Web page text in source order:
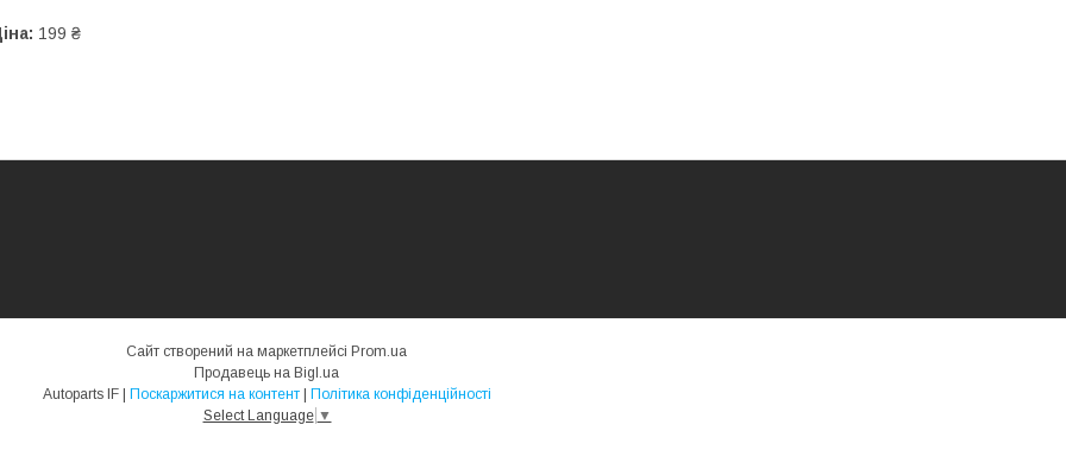
199 ₴
Сайт створений на маркетплейсі Prom.ua
Продавець на Bigl.ua
Autoparts IF | Поскаржитися на контент | Політика конфіденційності
Select Language ▼